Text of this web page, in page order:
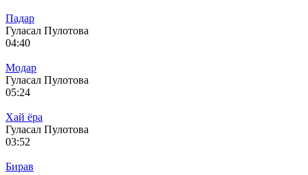
Падар
Гуласал Пулотова
04:40
Модар
Гуласал Пулотова
05:24
Хай ёра
Гуласал Пулотова
03:52
Бирав